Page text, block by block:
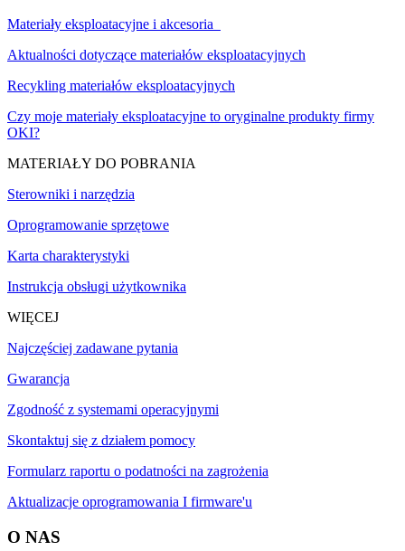
Materiały eksploatacyjne i akcesoria
Aktualności dotyczące materiałów eksploatacyjnych
Recykling materiałów eksploatacyjnych
Czy moje materiały eksploatacyjne to oryginalne produkty firmy
OKI?
MATERIAŁY DO POBRANIA
Sterowniki i narzędzia
Oprogramowanie sprzętowe
Karta charakterystyki
Instrukcja obsługi użytkownika
WIĘCEJ
Najczęściej zadawane pytania
Gwarancja
Zgodność z systemami operacyjnymi
Skontaktuj się z działem pomocy
Formularz raportu o podatności na zagrożenia
Aktualizacje oprogramowania I firmware'u
O NAS